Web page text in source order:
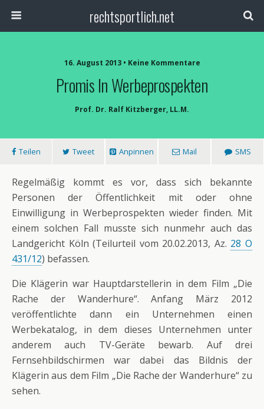
rechtsportlich.net
16. August 2013 • Keine Kommentare
Promis In Werbeprospekten
Prof. Dr. Ralf Kitzberger, LL.M.
Teilen Tweet Anpinnen Mail SMS
Regelmäßig kommt es vor, dass sich bekannte
Personen der Öffentlichkeit mit oder ohne
Einwilligung in Werbeprospekten wieder finden. Mit
einem solchen Fall musste sich nunmehr auch das
Landgericht Köln (Teilurteil vom 20.02.2013, Az. 28 O
431/12) befassen.
Die Klägerin war Hauptdarstellerin in dem Film „Die
Rache der Wanderhure“. Anfang März 2012
veröffentlichte dann ein Unternehmen einen
Werbekatalog, in dem dieses Unternehmen unter
anderem auch TV-Geräte bewarb. Auf drei
Fernsehbildschirmen war dabei das Bildnis der
Klägerin aus dem Film „Die Rache der Wanderhure“ zu
sehen.